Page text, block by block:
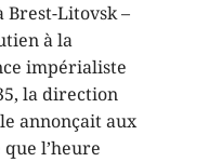
Brest-Litovsk –
à la
impérialiste
la direction
annonçait aux
l’heure